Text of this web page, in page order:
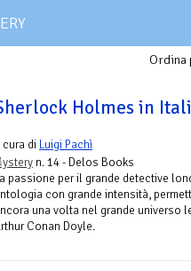
Ordina
Holmes in
cura di Luigi Pachì
n. 14 - Delos Books
passione per il grande detective
con grande intensità,
una volta nel grande universo
Conan Doyle.